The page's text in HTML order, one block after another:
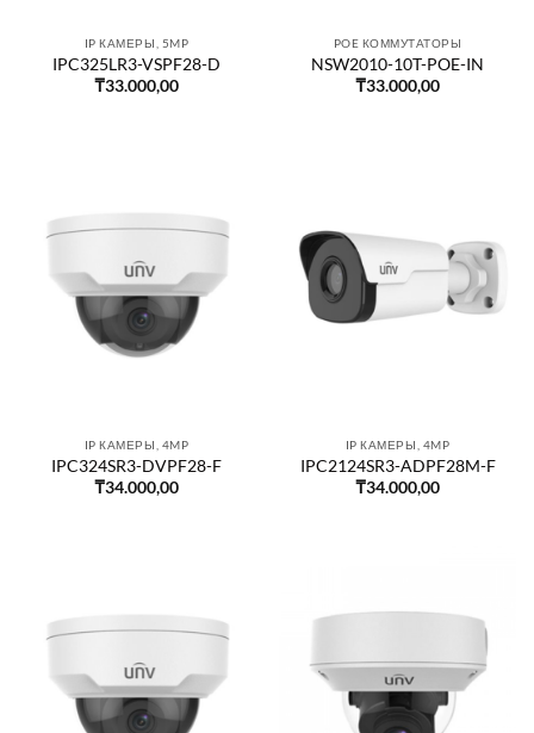
IP КАМЕРЫ, 5MP
IPC325LR3-VSPF28-D
₸33.000,00
POE КОММУТАТОРЫ
NSW2010-10T-POE-IN
₸33.000,00
IP КАМЕРЫ, 4MP
IPC324SR3-DVPF28-F
₸34.000,00
IP КАМЕРЫ, 4MP
IPC2124SR3-ADPF28M-F
₸34.000,00